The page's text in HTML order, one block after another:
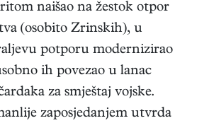
naišao na žestok otpor
(osobito Zrinskih), u
potporu modernizirao
ih povezao u lanac
za smještaj vojske.
zaposjedanjem utvrda